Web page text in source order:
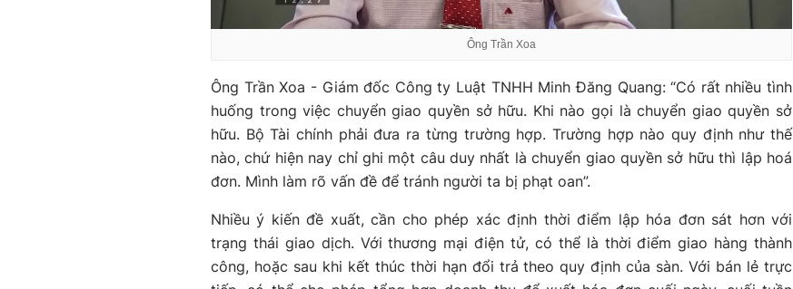
Ông Trần Xoa
Ông Trần Xoa - Giám đốc Công ty Luật TNHH Minh Đăng Quang: “Có rất nhiều tình
huống trong việc chuyển giao quyền sở hữu. Khi nào gọi là chuyển giao quyền sở
hữu. Bộ Tài chính phải đưa ra từng trường hợp. Trường hợp nào quy định như thế
nào, chứ hiện nay chỉ ghi một câu duy nhất là chuyển giao quyền sở hữu thì lập hoá
đơn. Mình làm rõ vấn đề để tránh người ta bị phạt oan”.
Nhiều ý kiến đề xuất, cần cho phép xác định thời điểm lập hóa đơn sát hơn với
trạng thái giao dịch. Với thương mại điện tử, có thể là thời điểm giao hàng thành
công, hoặc sau khi kết thúc thời hạn đổi trả theo quy định của sàn. Với bán lẻ trực